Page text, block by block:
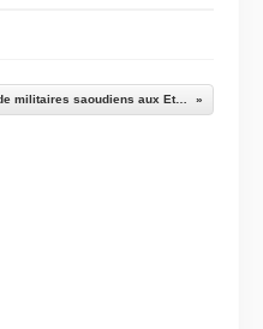
La formation de militaires saoudiens aux Etats-Unis remise en cause